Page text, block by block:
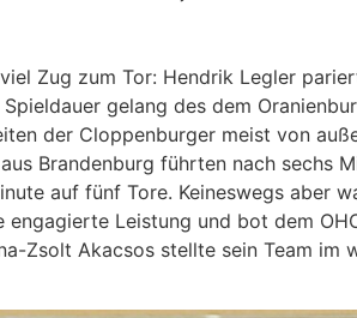
Zug zum Tor: Hendrik Legler
gelang des dem
der Cloppenburger meist von
Brandenburg führten nach sechs
auf fünf Tore. Keineswegs aber
Leistung und bot dem
Zsolt Akacsos stellte sein Team